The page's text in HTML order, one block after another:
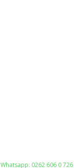
Whatsapp: 0262 606 0 726